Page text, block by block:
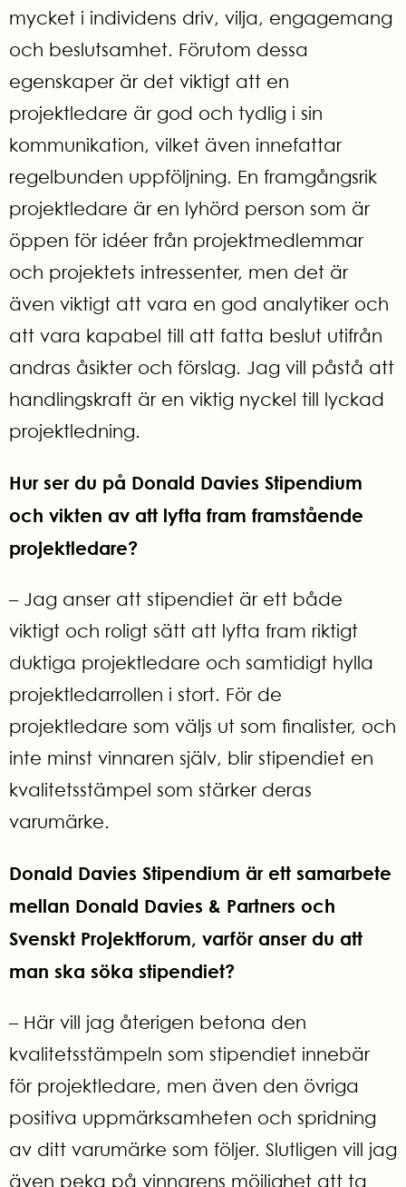
mycket i individens driv, vilja, engagemang
och beslutsamhet. Förutom dessa
egenskaper är det viktigt att en
projektledare är god och tydlig i sin
kommunikation, vilket även innefattar
regelbunden uppföljning. En framgångsrik
projektledare är en lyhörd person som är
öppen för idéer från projektmedlemmar
och projektets intressenter, men det är
även viktigt att vara en god analytiker och
att vara kapabel till att fatta beslut utifrån
andras åsikter och förslag. Jag vill påstå att
handlingskraft är en viktig nyckel till lyckad
projektledning.
Hur ser du på Donald Davies Stipendium
och vikten av att lyfta fram framstående
projektledare?
– Jag anser att stipendiet är ett både
viktigt och roligt sätt att lyfta fram riktigt
duktiga projektledare och samtidigt hylla
projektledarrollen i stort. För de
projektledare som väljs ut som finalister, och
inte minst vinnaren själv, blir stipendiet en
kvalitetsstämpel som stärker deras
varumärke.
Donald Davies Stipendium är ett samarbete
mellan Donald Davies & Partners och
Svenskt Projektforum, varför anser du att
man ska söka stipendiet?
– Här vill jag återigen betona den
kvalitetsstämpeln som stipendiet innebär
för projektledare, men även den övriga
positiva uppmärksamheten och spridning
av ditt varumärke som följer. Slutligen vill jag
även peka på vinnarens möjlighet att ta